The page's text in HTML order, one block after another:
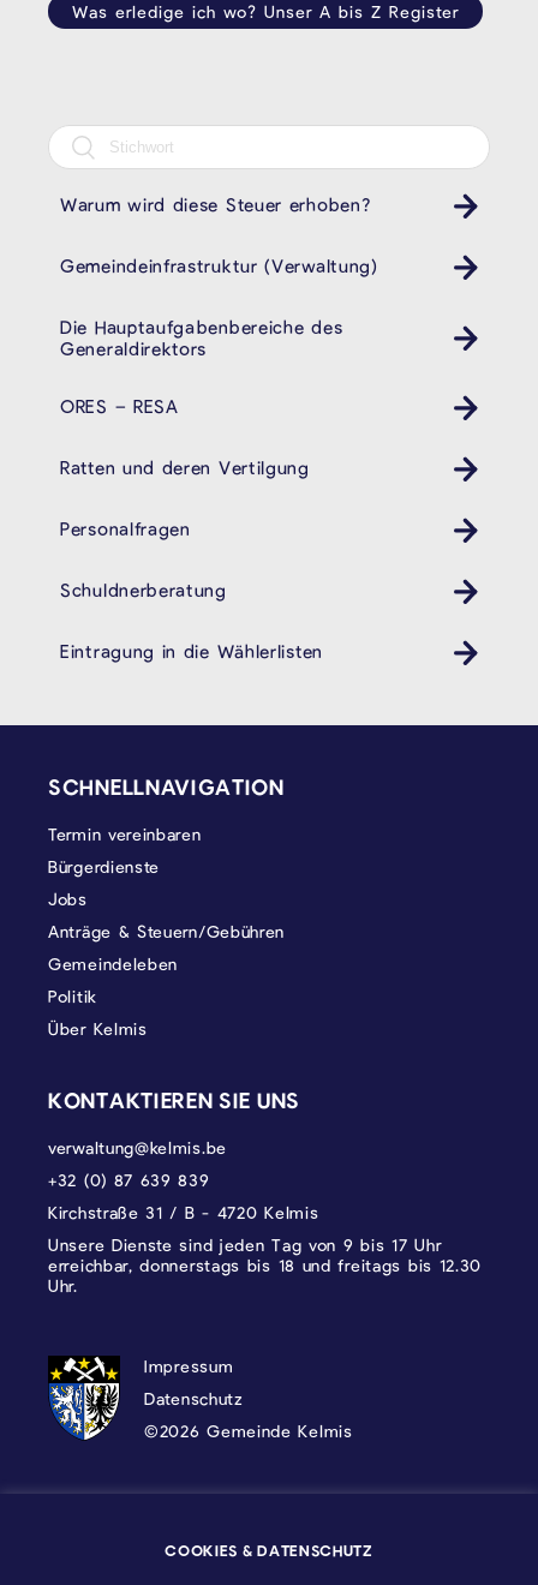
Was erledige ich wo? Unser A bis Z Register
Warum wird diese Steuer erhoben?
Gemeindeinfrastruktur (Verwaltung)
Die Hauptaufgabenbereiche des
Generaldirektors
ORES – RESA
Ratten und deren Vertilgung
Personalfragen
Schuldnerberatung
Eintragung in die Wählerlisten
SCHNELLNAVIGATION
Termin vereinbaren
Bürgerdienste
Jobs
Anträge & Steuern/Gebühren
Gemeindeleben
Politik
Über Kelmis
KONTAKTIEREN SIE UNS
verwaltung@kelmis.be
+32 (0) 87 639 839
Kirchstraße 31 / B - 4720 Kelmis
Unsere Dienste sind jeden Tag von 9 bis 17 Uhr
erreichbar, donnerstags bis 18 und freitags bis 12.30
Uhr.
DATENSCHUTZ, IMPRESSUM UND
Impressum
Datenschutz
©2026 Gemeinde Kelmis
COOKIES & DATENSCHUTZ